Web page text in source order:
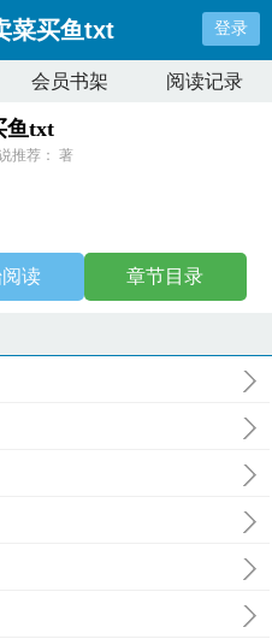
菜买鱼txt 登录
会员书架 阅读记录
鱼txt
推荐： 著
读 章节目录